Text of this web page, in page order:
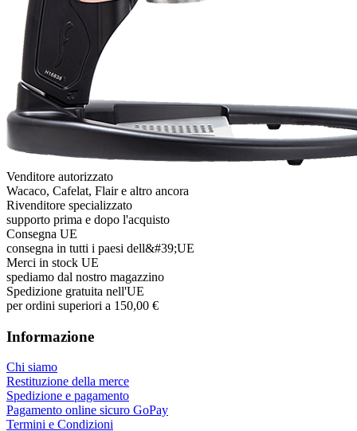
Venditore autorizzato
Wacaco, Cafelat, Flair e altro ancora
Rivenditore specializzato
supporto prima e dopo l'acquisto
Consegna UE
consegna in tutti i paesi dell&#39;UE
Merci in stock UE
spediamo dal nostro magazzino
Spedizione gratuita nell'UE
per ordini superiori a 150,00 €
Informazione
Chi siamo
Restituzione della merce
Spedizione e pagamento
Pagamento online sicuro GoPay
Termini e Condizioni